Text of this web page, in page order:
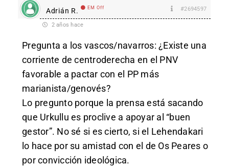
Adrián R. EM Off #2694597
2 años hace
Pregunta a los vascos/navarros: ¿Existe una
corriente de centroderecha en el PNV
favorable a pactar con el PP más
marianista/genovés?
Lo pregunto porque la prensa está sacando
que Urkullu es proclive a apoyar al “buen
gestor”. No sé si es cierto, si el Lehendakari
lo hace por su amistad con el de Os Peares o
por convicción ideológica.